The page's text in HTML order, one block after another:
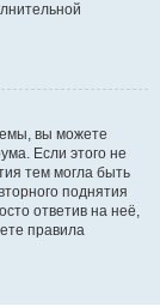
вы можете
Если этого не
тем могла быть
поднятия
ответив на неё,
правила